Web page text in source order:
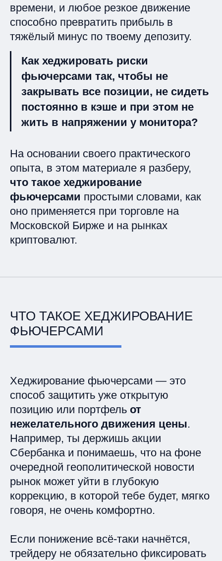
времени, и любое резкое движение
способно превратить прибыль в
тяжёлый минус по твоему депозиту.
Как хеджировать риски
фьючерсами так, чтобы не
закрывать все позиции, не сидеть
постоянно в кэше и при этом не
жить в напряжении у монитора?
На основании своего практического
опыта, в этом материале я разберу,
что такое хеджирование
фьючерсами простыми словами, как
оно применяется при торговле на
Московской Бирже и на рынках
криптовалют.
ЧТО ТАКОЕ ХЕДЖИРОВАНИЕ
ФЬЮЧЕРСАМИ
Хеджирование фьючерсами — это
способ защитить уже открытую
позицию или портфель от
нежелательного движения цены.
Например, ты держишь акции
Сбербанка и понимаешь, что на фоне
очередной геополитической новости
рынок может уйти в глубокую
коррекцию, в которой тебе будет, мягко
говоря, не очень комфортно.
Если понижение всё‑таки начнётся,
трейдеру не обязательно фиксировать